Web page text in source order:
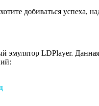
добиваться
эмулятор LDPlayer.